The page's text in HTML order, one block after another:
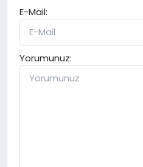
E-Mail:
Yorumunuz: